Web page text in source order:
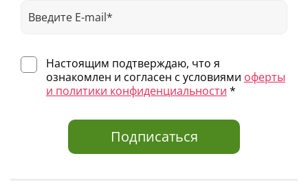
Настоящим подтверждаю, что я
ознакомлен и согласен с условиями оферты
и политики конфиденциальности *
Подписаться